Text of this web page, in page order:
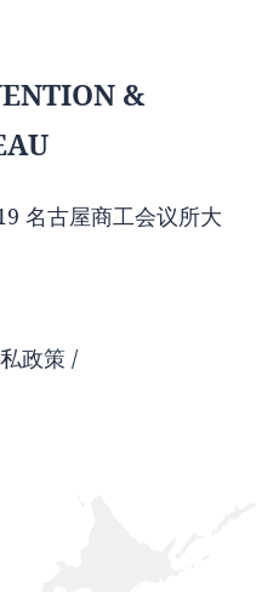
&
名古屋商工会议所大
政策